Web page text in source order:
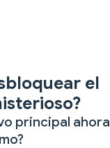
el
principal ahora